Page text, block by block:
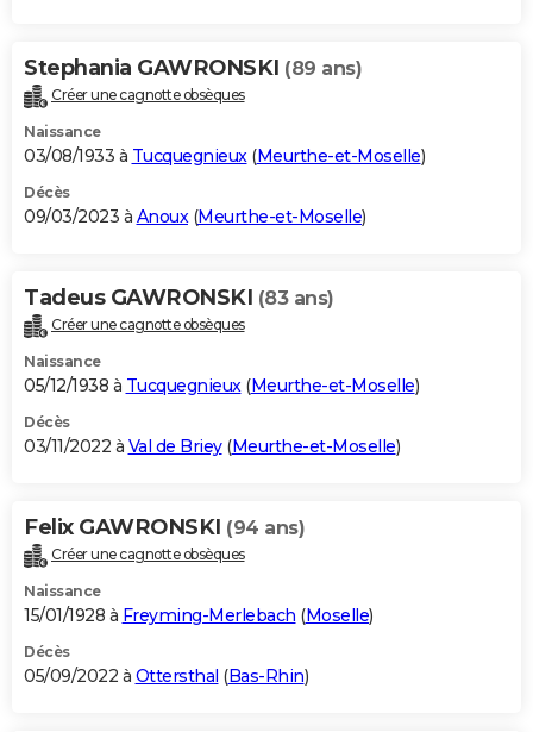
Stephania GAWRONSKI (89 ans)
Créer une cagnotte obsèques
Naissance
03/08/1933 à Tucquegnieux(Meurthe-et-Moselle)
Décès
09/03/2023 à Anoux(Meurthe-et-Moselle)
Tadeus GAWRONSKI (83 ans)
Créer une cagnotte obsèques
Naissance
05/12/1938 à Tucquegnieux(Meurthe-et-Moselle)
Décès
03/11/2022 à Val de Briey(Meurthe-et-Moselle)
Felix GAWRONSKI (94 ans)
Créer une cagnotte obsèques
Naissance
15/01/1928 à Freyming-Merlebach (Moselle)
Décès
05/09/2022 à Ottersthal (Bas-Rhin)